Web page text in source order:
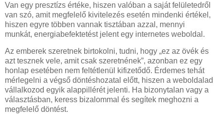
Van egy presztízs értéke, hiszen valóban a saját felületedről
van szó, amit megfelelő kivitelezés esetén mindenki értékel,
hiszen egyre többen vannak tisztában azzal, mennyi
munkát, energiabefektetést jelent egy internetes weboldal.
Az emberek szeretnek birtokolni, tudni, hogy „ez az övék és
azt tesznek vele, amit csak szeretnének”, azonban ez egy
honlap esetében nem feltétlenül kifizetődő. Érdemes tehát
mérlegelni a végső döntéshozatal előtt, hiszen a weboldalad
vállalkozod egyik alappillérét jelenti. Ha bizonytalan vagy a
választásban, keress bizalommal és segítek meghozni a
megfelelő döntést.